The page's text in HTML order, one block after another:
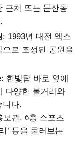
근처 또는 둔산동
: 1993년 대전 엑스
로 조성된 공원을
: 한빛탑 바로 옆에
다양한 볼거리와
니다.
보관, 6층 스포츠
’ 등을 둘러보는